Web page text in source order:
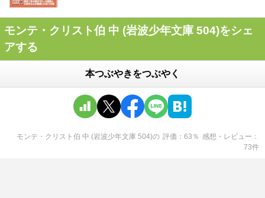
モンテ・クリスト伯 中 (岩波少年文庫 504)をシェ
アする
本つぶやきをつぶやく
モンテ・クリスト伯 中 (岩波少年文庫 504)の 評価 63 ％ 感想・レビュー
73件